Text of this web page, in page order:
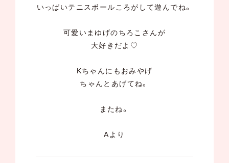
いっぱいテニスボールころがして遊んでね。
可愛いまゆげのちろこさんが
大好きだよ♡
Kちゃんにもおみやげ
ちゃんとあげてね。
またね。
Aより